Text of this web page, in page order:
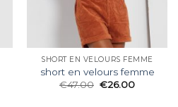
SHORT EN VELOURS FEMME
short en velours femme
€47.00 €26.00